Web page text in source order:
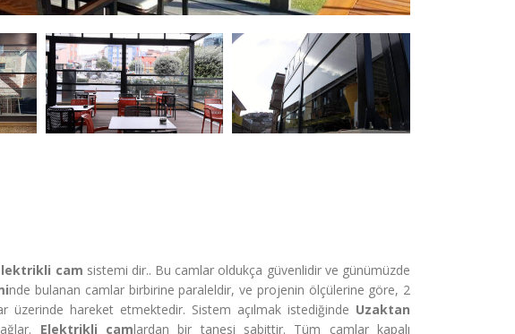
cam sistemi dir.. Bu camlar oldukça güvenlidir ve günümüzde
nde bulanan camlar birbirine paraleldir, ve projenin ölçülerine göre, 2
hareket etmektedir. Sistem açılmak istediğinde Uzaktan
Elektrikli camlardan bir tanesi sabittir. Tüm camlar kapalı